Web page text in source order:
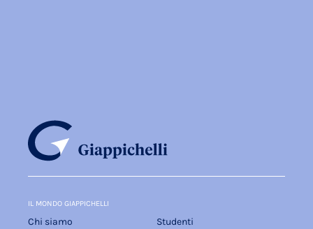
IL MONDO GIAPPICHELLI
Chi siamo
Studenti